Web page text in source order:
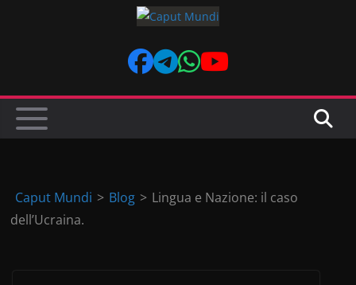
Caput Mundi > Blog > Lingua e Nazione: il caso
dell’Ucraina.